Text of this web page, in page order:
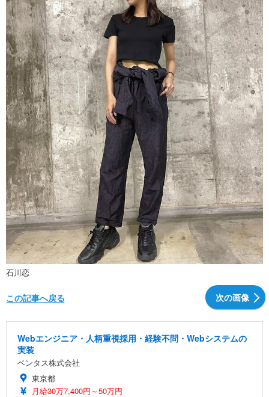
石川恋
次の画像
この記事へ戻る
Webエンジニア・人柄重視採用・経験不問・Webシステムの
実装
ベンタス株式会社
東京都
月給30万7,400円～50万円